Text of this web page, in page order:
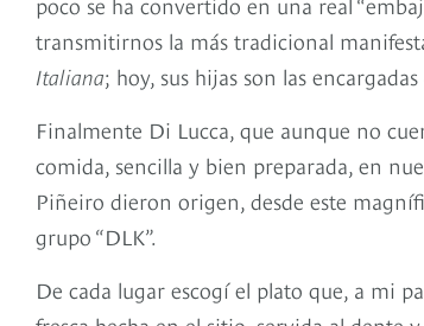
transmitirnos la más tradicional
Italiana; hoy, sus hijas son las
Finalmente Di Lucca, que aunque no
comida, sencilla y bien preparada, en
Piñeiro dieron origen, desde este
grupo “DLK”.
De cada lugar escogí el plato que, a mi